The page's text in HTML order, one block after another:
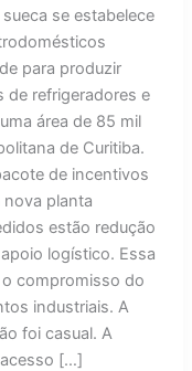
se estabelece
para produzir
de refrigeradores e
área de 85 mil
de Curitiba.
de incentivos
nova planta
estão redução
logístico. Essa
compromisso do
industriais. A
foi casual. A
[…]